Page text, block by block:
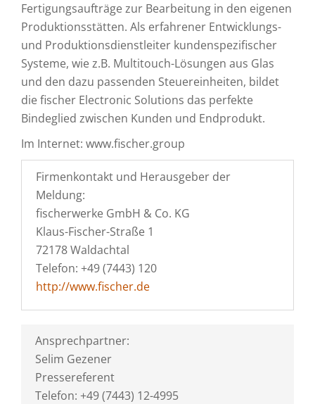
Fertigungsaufträge zur Bearbeitung in den eigenen
Produktionsstätten. Als erfahrener Entwicklungs-
und Produktionsdienstleiter kundenspezifischer
Systeme, wie z.B. Multitouch-Lösungen aus Glas
und den dazu passenden Steuereinheiten, bildet
die fischer Electronic Solutions das perfekte
Bindeglied zwischen Kunden und Endprodukt.
Im Internet: www.fischer.group
Firmenkontakt und Herausgeber der
Meldung:
fischerwerke GmbH & Co. KG
Klaus-Fischer-Straße 1
72178 Waldachtal
Telefon: +49 (7443) 120
http://www.fischer.de
Ansprechpartner:
Selim Gezener
Pressereferent
Telefon: +49 (7443) 12-4995